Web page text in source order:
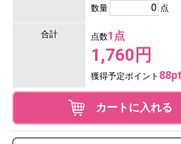
数量 点
合計 点数1点
1,760円
獲得予定ポイント 88pt
カートに入れる